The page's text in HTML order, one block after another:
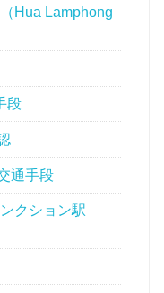
Hua Lamphong
段
通手段
クション駅